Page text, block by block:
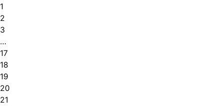
1
2
3
…
17
18
19
20
21